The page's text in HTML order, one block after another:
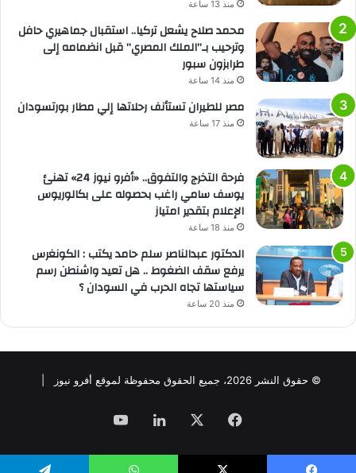
منذ 13 ساعة
محمد صلاح يشعل تركيا.. استقبال جماهيري حافل
وترحيب بـ”الملك المصري” قبل انضمامه إلى
طرابزون سبور
منذ 14 ساعة
مصر للطيران تستأنف رحلاتها إلي مطار بورتسودان
منذ 17 ساعة
فرحة التخرج والتفوق.. «أفرو نيوز 24» تهنئ
يوسف سامي راغب بحصوله على بكالوريوس
الإعلام بتقدير امتياز
منذ 18 ساعة
الدكتور عبدالناصر سلم حامد يكتب : الكونغرس
يرفع سقف الضغوط .. هل تعيد واشنطن رسم
سياستها تجاه الحرب في السودان ؟
منذ 20 ساعة
© حقوق النشر 2026، جميع الحقوق محفوظة لموقع أفرو نيوز |
فيسبوك لينكدإن